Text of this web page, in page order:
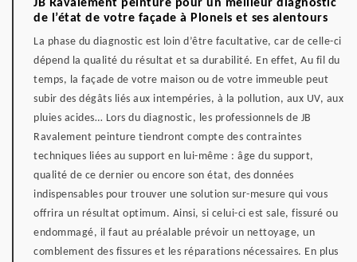
JB Ravalement peinture pour un meilleur diagnostic
de l’état de votre façade à Ploneis et ses alentours
La phase du diagnostic est loin d’être facultative, car de celle-ci
dépend la qualité du résultat et sa durabilité. En effet, Au fil du
temps, la façade de votre maison ou de votre immeuble peut
subir des dégâts liés aux intempéries, à la pollution, aux UV, aux
pluies acides… Lors du diagnostic, les professionnels de JB
Ravalement peinture tiendront compte des contraintes
techniques liées au support en lui-même : âge du support,
qualité de ce dernier ou encore son état, des données
indispensables pour trouver une solution sur-mesure qui vous
offrira un résultat optimum. Ainsi, si celui-ci est sale, fissuré ou
endommagé, il faut au préalable prévoir un nettoyage, un
comblement des fissures et les réparations nécessaires. En plus